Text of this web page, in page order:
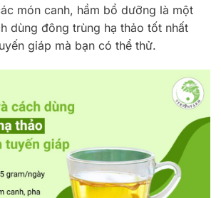
món canh, hầm bổ dưỡng là một
dùng đông trùng hạ thảo tốt nhất
giáp mà bạn có thể thử.